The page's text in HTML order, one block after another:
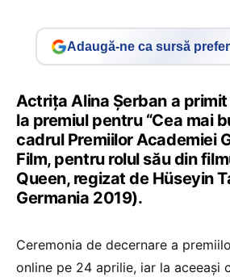
Adaugă-ne ca sursă
Actrița Alina Șerban a
la premiul pentru “Cea mai
cadrul Premiilor Academiei
Film, pentru rolul său din
Queen, regizat de Hüseyin
Germania 2019).
Ceremonia de decernare a
online pe 24 aprilie, iar la aceeași